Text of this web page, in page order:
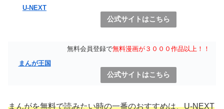
U-NEXT
公式サイトはこちら
まんが王国
無料会員登録で無料漫画が３０００作品以上！！
公式サイトはこちら
まんがを無料で読みたい時の一番のおすすめは、U-NEXT